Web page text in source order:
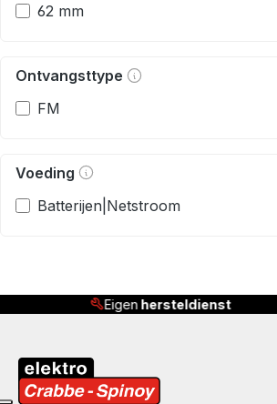
62 mm
Ontvangsttype
FM
Voeding
Batterijen|Netstroom
Eigen hersteldienst